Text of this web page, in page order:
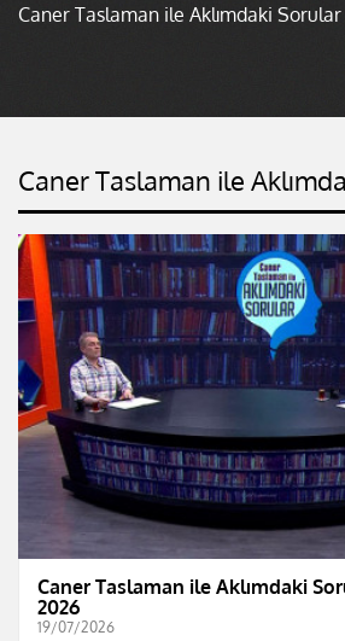
Caner Taslaman ile Aklımdaki
Caner Taslaman ile
Caner Taslaman ile Aklımdaki
2026
19/07/2026